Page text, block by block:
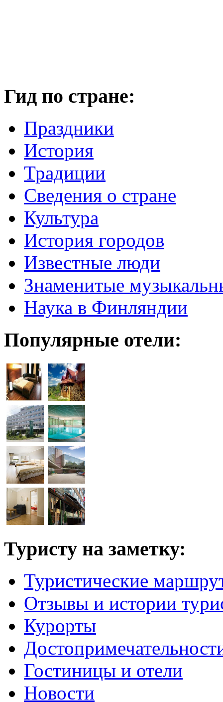
Гид по стране:
Праздники
История
Традиции
Cведения о стране
Культура
История городов
Известные люди
Знаменитые
Наука в Финляндии
Популярные отели:
Туристу на заметку:
Туристические
Отзывы и истории
Курорты
Гостиницы и отели
Новости